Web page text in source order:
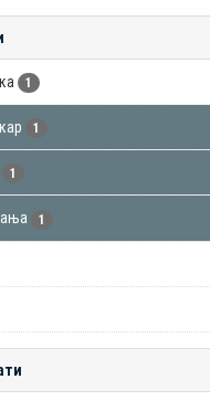
1
1
1
1